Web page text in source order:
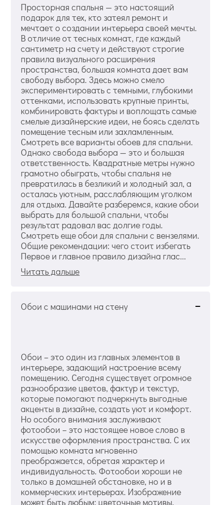
Просторная спальня — это настоящий
подарок для тех, кто затеял ремонт и
мечтает о создании интерьера своей мечты.
В отличие от тесных комнат, где каждый
сантиметр на счету и действуют строгие
правила визуального расширения
пространства, большая комната дает вам
свободу выбора. Здесь можно смело
экспериментировать с темными, глубокими
оттенками, использовать крупные принты,
комбинировать фактуры и воплощать самые
смелые дизайнерские идеи, не боясь сделать
помещение тесным или захламленным.
Смотреть все варианты обоев для спальни.
Однако свобода выбора — это и большая
ответственность. Квадратные метры нужно
грамотно обыграть, чтобы спальня не
превратилась в безликий и холодный зал, а
осталась уютным, расслабляющим уголком
для отдыха. Давайте разберемся, какие обои
выбрать для большой спальни, чтобы
результат радовал вас долгие годы.
Смотреть еще обои для спальни с вензелями.
Общие рекомендации: чего стоит избегать
Первое и главное правило дизайна глас...
Читать дальше
Обои с машинами на стену
Обои – это один из главных элементов в
интерьере, задающий настроение всему
помещению. Сегодня существует огромное
разнообразие цветов, фактур и текстур,
которые помогают подчеркнуть выгодные
акценты в дизайне, создать уют и комфорт.
Но особого внимания заслуживают
фотообои – это настоящее новое слово в
искусстве оформления пространства. С их
помощью комната мгновенно
преображается, обретая характер и
индивидуальность. Фотообои хороши не
только в домашней обстановке, но и в
коммерческих интерьерах. Изображение
может быть любым: цветочные мотивы,